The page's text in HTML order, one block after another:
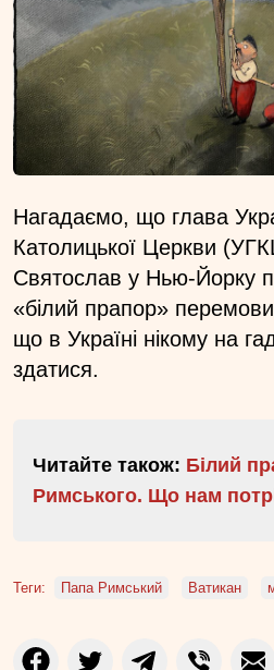
Нагадаємо, що глава
Католицької Церкви
Святослав у Нью-Йорку
«білий прапор»
що в Україні нікому на
здатися.
Читайте також: Білий
Римського. Що нам
Теги: Папа Римський Ватикан